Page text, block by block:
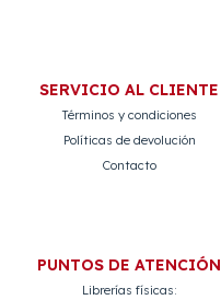
SERVICIO AL CLIENTE
Términos y condiciones
Políticas de devolución
Contacto
PUNTOS DE ATENCIÓN
Librerías físicas: